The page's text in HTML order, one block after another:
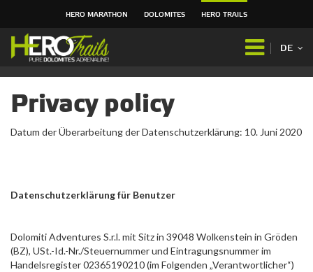
HERO MARATHON DOLOMITES HERO TRAILS
DE
Privacy policy
Datum der Überarbeitung der Datenschutzerklärung: 10. Juni 2020
Datenschutzerklärung für Benutzer
Dolomiti Adventures S.r.l. mit Sitz in 39048 Wolkenstein in Gröden
(BZ), USt.-Id.-Nr./Steuernummer und Eintragungsnummer im
Handelsregister 02365190210 (im Folgenden „Verantwortlicher“)